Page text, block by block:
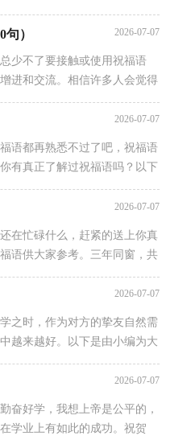
惊日月十载自能弄海潮。青春
） 2026-07-07
少不了要接触或使用祝福语
进和交流。相信许多人会觉得
2026-07-07
语都再熟悉不过了吧，祝福语
有真正了解过祝福语吗？以下
语160句，仅供参考，欢迎大
2026-07-07
在忙碌什么，赶紧的送上你真
语供大家参考。三年同窗，共
2026-07-07
之时，作为对方的挚友自然需
越来越好。以下是由小编为大
参考，欢迎大家阅读。朋友小
2026-07-07
奋好学，我想上帝是公平的，
学业上有如此的成功。祝贺